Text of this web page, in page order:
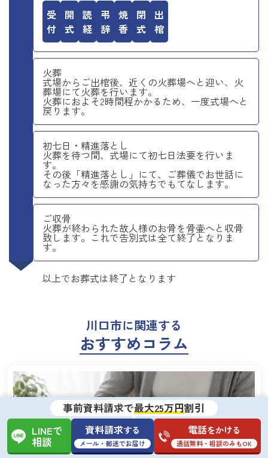
受付 開式 読経 弔辞 焼香 閉式 出棺
火葬
式場からご出棺後、近くの火葬場へと迎い、火
葬場にて火葬を行います。
火葬におよそ2時間程かかるため、一度式場へと
戻ります。
初七日・精進落とし
火葬を待つ間、式場にて初七日法要を行いま
す。
その後「精進落とし」にて、ご葬儀でお世話に
なった方々を感謝の気持ちでもてなします。
ご収骨
火葬が終わられた故人様のお骨を骨壷へと収骨
致します。これで告別式は全て終了となりま
す。
以上でお葬式は終了となります
川口市に関連する
おすすめコラム
事前資料請求で最大25万円割引
LINEで
相談
資料請求する
メール・郵送でお届け
電話をかける
通話無料・相談のみもOK